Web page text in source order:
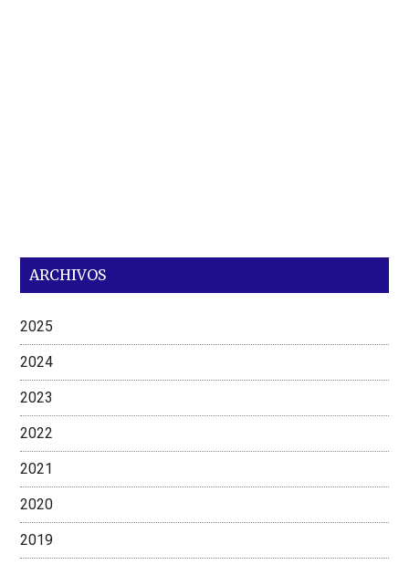
ARCHIVOS
2025
2024
2023
2022
2021
2020
2019